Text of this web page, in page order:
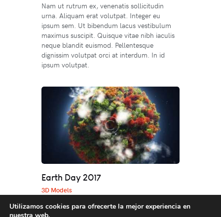
Nam ut rutrum ex, venenatis sollicitudin
urna. Aliquam erat volutpat. Integer eu
ipsum sem. Ut bibendum lacus vestibulum
maximus suscipit. Quisque vitae nibh iaculis
neque blandit euismod. Pellentesque
dignissim volutpat orci at interdum. In id
ipsum volutpat.
Earth Day 2017
3D Models
Nam ut rutrum ex, venenatis sollicitudin
Utilizamos cookies para ofrecerte la mejor experiencia en